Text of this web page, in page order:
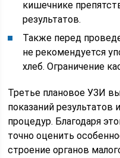
кишечнике
результатов.
Также перед
не рекомендуется
хлеб. Ограничение
Третье плановое УЗИ
показаний
процедур. Благодаря
точно оценить
строение органов